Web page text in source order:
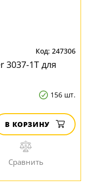
247306
3037-1T для
156 шт.
В КОРЗИНУ